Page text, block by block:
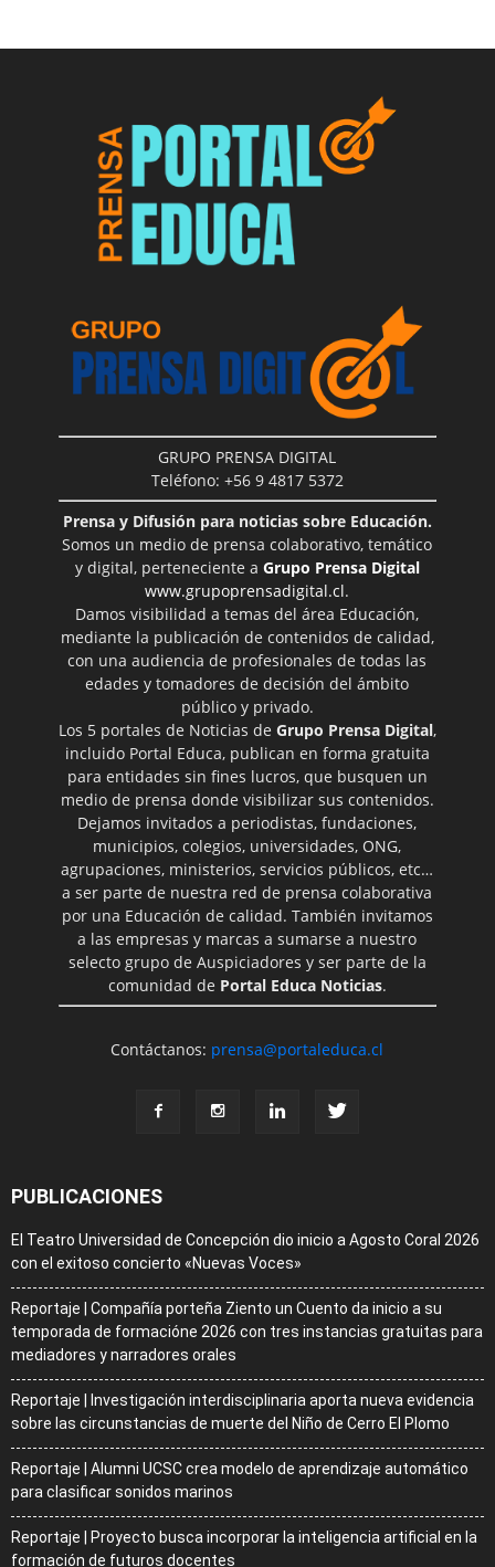
GRUPO PRENSA DIGITAL
Teléfono: +56 9 4817 5372
Prensa y Difusión para noticias sobre Educación.
Somos un medio de prensa colaborativo, temático
y digital, perteneciente a Grupo Prensa Digital
www.grupoprensadigital.cl.
Damos visibilidad a temas del área Educación,
mediante la publicación de contenidos de calidad,
con una audiencia de profesionales de todas las
edades y tomadores de decisión del ámbito
público y privado.
Los 5 portales de Noticias de Grupo Prensa Digital,
incluido Portal Educa, publican en forma gratuita
para entidades sin fines lucros, que busquen un
medio de prensa donde visibilizar sus contenidos.
Dejamos invitados a periodistas, fundaciones,
municipios, colegios, universidades, ONG,
agrupaciones, ministerios, servicios públicos, etc…
a ser parte de nuestra red de prensa colaborativa
por una Educación de calidad. También invitamos
a las empresas y marcas a sumarse a nuestro
selecto grupo de Auspiciadores y ser parte de la
comunidad de Portal Educa Noticias.
Contáctanos: prensa@portaleduca.cl
PUBLICACIONES
El Teatro Universidad de Concepción dio inicio a Agosto Coral 2026
con el exitoso concierto «Nuevas Voces»
Reportaje | Compañía porteña Ziento un Cuento da inicio a su
temporada de formacióne 2026 con tres instancias gratuitas para
mediadores y narradores orales
Reportaje | Investigación interdisciplinaria aporta nueva evidencia
sobre las circunstancias de muerte del Niño de Cerro El Plomo
Reportaje | Alumni UCSC crea modelo de aprendizaje automático
para clasificar sonidos marinos
Reportaje | Proyecto busca incorporar la inteligencia artificial en la
formación de futuros docentes